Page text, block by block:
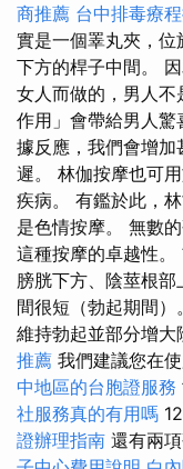
商推薦 台中排毒療
實是一個睪丸夾，
下方的桿子中間。
女人而做的，男人
作用」會帶給男人驚
據反應，我們會增
遲。 林伽按摩也可
疾病。 有鑑於此，
是色情按摩。 無數
這種按摩的卓越性
膀胱下方、陰莖根
間很短（勃起期間）
維持勃起並部分增大
推薦 我們建議您在
中地區的台胞證服務
社服務真的有用嗎
證辦理指南 還有兩